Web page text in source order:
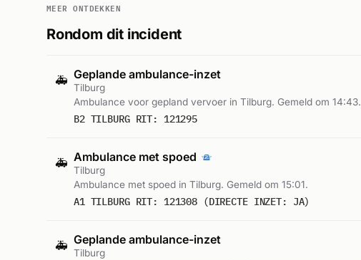
MEER ONTDEKKEN
Rondom dit incident
🚑 Geplande ambulance-inzet
Tilburg
Ambulance voor gepland vervoer in Tilburg. Gemeld om 14:43.
B2 TILBURG RIT: 121295
🚑 Ambulance met spoed
Tilburg
Ambulance met spoed in Tilburg. Gemeld om 15:01.
A1 TILBURG RIT: 121308 (DIRECTE INZET: JA)
🚑 Geplande ambulance-inzet
Tilburg